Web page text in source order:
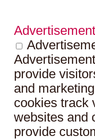
Advertisement
provide
and
cookies track
websites and
provide